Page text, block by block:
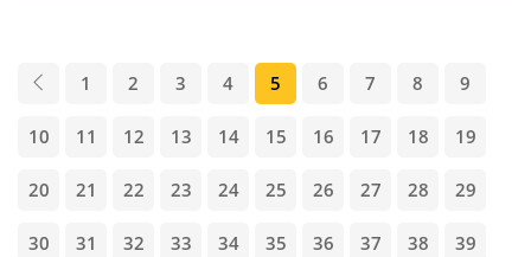
1 2 3 4 5 6 7 8 9
10 11 12 13 14 15 16 17 18 19
20 21 22 23 24 25 26 27 28 29
30 31 32 33 34 35 36 37 38 39